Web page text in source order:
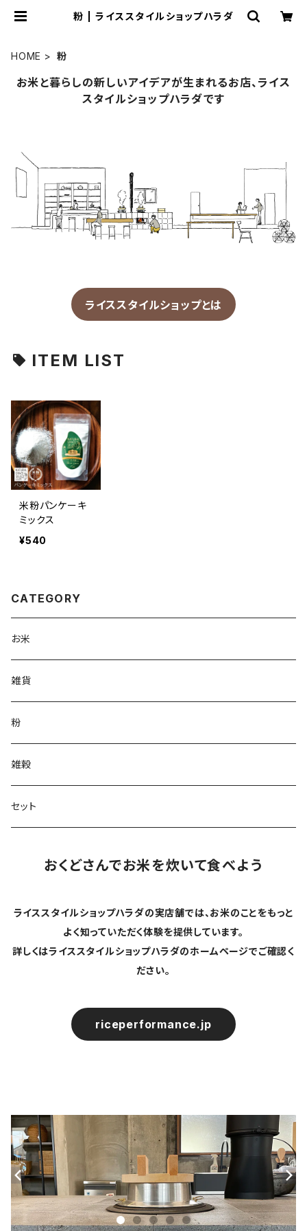
粉 | ライススタイルショップハラダ
HOME 粉
お米と暮らしの新しいアイデアが生まれるお店、ライス
スタイルショップハラダです
ライススタイルショップとは
ITEM LIST
米粉パンケーキ
ミックス
¥540
CATEGORY
お米
雑貨
粉
雑穀
セット
おくどさんでお米を炊いて食べよう
ライススタイルショップハラダの実店舗では、お米のことをもっと
よく知っていただく体験を提供しています。
詳しくはライススタイルショップハラダのホームページでご確認く
ださい。
riceperformance.jp